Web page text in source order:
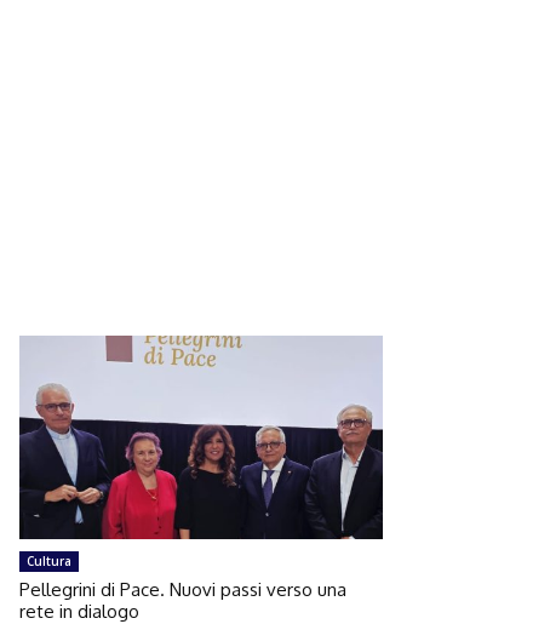
Cultura
Pellegrini di Pace. Nuovi passi verso una
rete in dialogo